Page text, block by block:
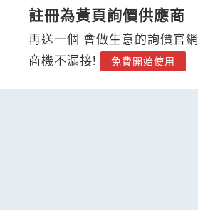
註冊為黃頁詢價供應商
再送一個 會做生意的詢價官網
商機不漏接!
免費開始使用